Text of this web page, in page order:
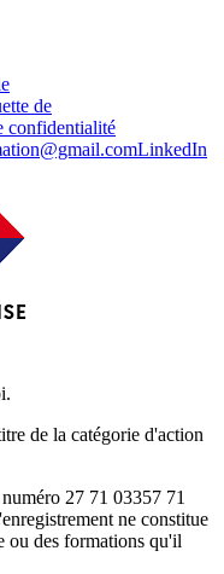
de
confidentialité
LinkedIn
de la catégorie d'action
27 71 03357 71
ne constitue
ou des formations qu'il